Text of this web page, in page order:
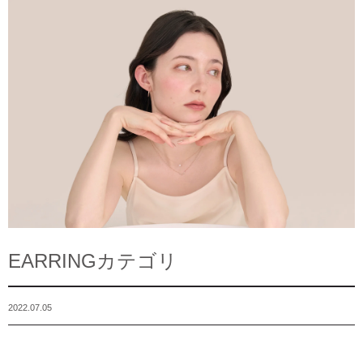
EARRINGカテゴリ
2022.07.05